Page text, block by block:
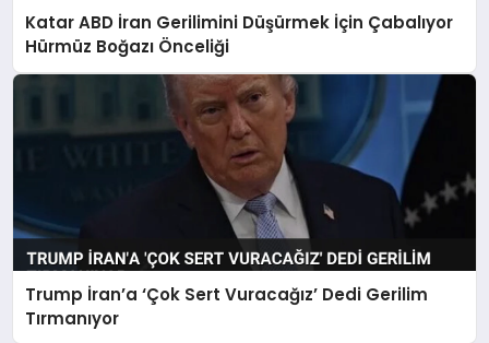
Katar ABD İran Gerilimini Düşürmek İçin Çabalıyor
Hürmüz Boğazı Önceliği
Trump İran’a ‘Çok Sert Vuracağız’ Dedi Gerilim
Tırmanıyor